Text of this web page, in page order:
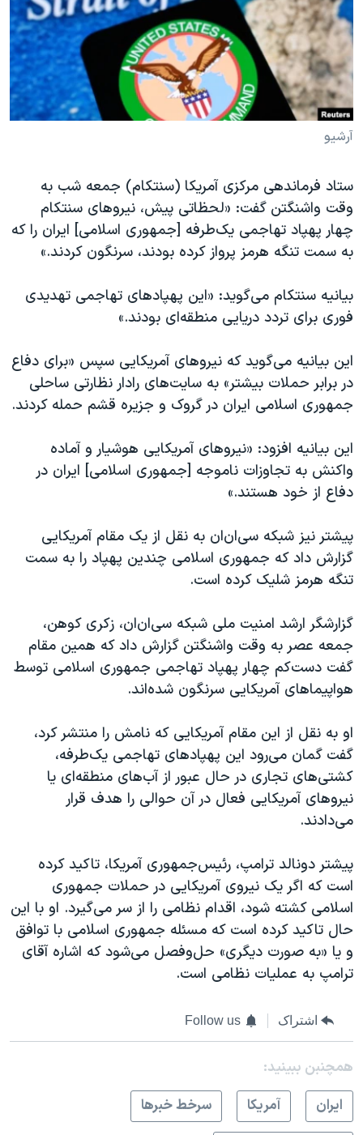
فرهنگ و زندگی
حقوق شهروندی
اقتصادی
علم و فناوری
اسرائیل در جنگ
آرشیو پخش زنده
مستندها
انتخابات ریاست جمهوری آمریکا ۲۰۲۴
حمله جمهوری اسلامی به اسرائیل
رمز مهسا
ورزش زنان در ایران
مجموعه مستندهای دادخواهی
تریبونال مردمی آبان ۹۸
دادگاه حمید نوری
قانون شفافیت دارائی کادر رهبری ایران
اسرائیل در جنگ
نرگس محمدی برنده جایزه نوبل صلح
صفحه‌های ویژه
سفر پرزیدنت ترامپ به چین
دنبال کنید
زبانهای مختلف
آرشیو
ستاد فرماندهی مرکزی آمریکا (سنتکام) جمعه شب به
وقت واشنگتن گفت: «لحظاتی پیش، نیروهای سنتکام
چهار پهپاد تهاجمی یک‌طرفه [جمهوری اسلامی] ایران را که
به سمت تنگه هرمز پرواز کرده بودند، سرنگون کردند.»
بیانیه سنتکام می‌گوید: «این پهپادهای تهاجمی تهدیدی
فوری برای تردد دریایی منطقه‌ای بودند.»
این بیانیه می‌گوید که نیروهای آمریکایی سپس «برای دفاع
در برابر حملات بیشتر» به سایت‌های رادار نظارتی ساحلی
جمهوری اسلامی ایران در گروک و جزیره قشم حمله کردند.
این بیانیه افزود: «نیروهای آمریکایی هوشیار و آماده
واکنش به تجاوزات ناموجه [جمهوری اسلامی] ایران در
دفاع از خود هستند.»
پیشتر نیز شبکه سی‌ان‌ان به نقل از یک مقام آمریکایی
گزارش داد که جمهوری اسلامی چندین پهپاد را به سمت
تنگه هرمز شلیک کرده است.
گزارشگر ارشد امنیت ملی شبکه سی‌ان‌ان، زکری کوهن،
جمعه عصر به وقت واشنگتن گزارش داد که همین مقام
گفت دست‌کم چهار پهپاد تهاجمی جمهوری اسلامی توسط
هواپیماهای آمریکایی سرنگون شده‌اند.
او به نقل از این مقام آمریکایی که نامش را منتشر کرد،
گفت گمان می‌رود این پهپادهای تهاجمی یک‌طرفه،
کشتی‌های تجاری در حال عبور از آب‌های منطقه‌ای یا
نیروهای آمریکایی فعال در آن حوالی را هدف قرار
می‌دادند.
پیشتر دونالد ترامپ، رئیس‌جمهوری آمریکا، تاکید کرده
است که اگر یک نیروی آمریکایی در حملات جمهوری
اسلامی کشته شود، اقدام نظامی را از سر می‌گیرد. او با این
حال تاکید کرده است که مسئله جمهوری اسلامی با توافق
و یا «به صورت دیگری» حل‌وفصل می‌شود که اشاره آقای
ترامپ به عملیات نظامی است.
اشتراک Follow us
همچنبن ببینید:
ايران
آمريکا
سرخط خبرها